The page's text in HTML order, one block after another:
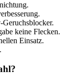
keine Flecken.
Einsatz.